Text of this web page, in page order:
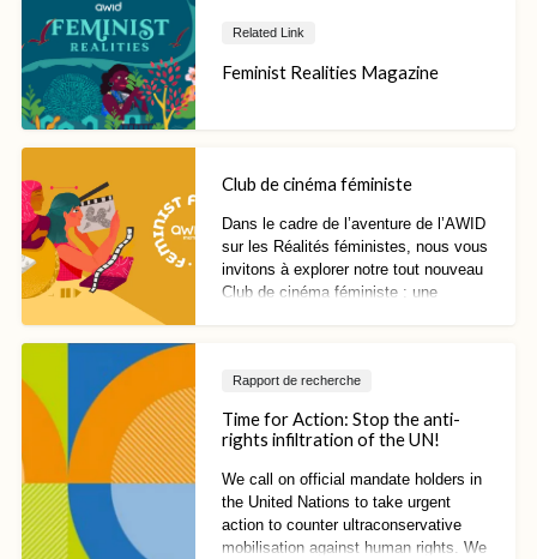
pursuit of justice and accountability
Related Link
Feminist Realities Magazine
Club de cinéma féministe
Dans le cadre de l’aventure de l’AWID
sur les Réalités féministes, nous vous
invitons à explorer notre tout nouveau
Club de cinéma féministe : une
narrateurs·rices féministes du monde
Rapport de recherche
Time for Action: Stop the anti-
rights infiltration of the UN!
We call on official mandate holders in
the United Nations to take urgent
action to counter ultraconservative
mobilisation against human rights. We